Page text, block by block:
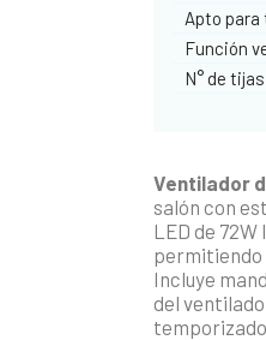
Apto
Función
N° de tijas
Ventilador
salón con
LED de
permitiendo
Incluye
del